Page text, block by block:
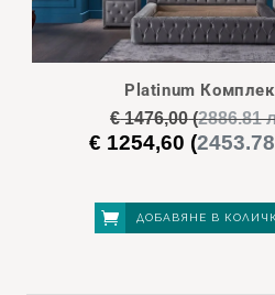
Platinum
€1476,00(2886.81
Original
€ 1476,00.
€ 1254,60 (
ДОБАВЯНЕ В